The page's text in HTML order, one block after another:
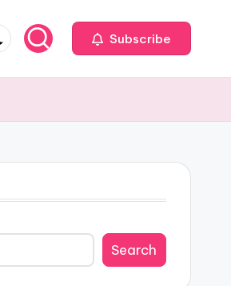
Subscribe
Search